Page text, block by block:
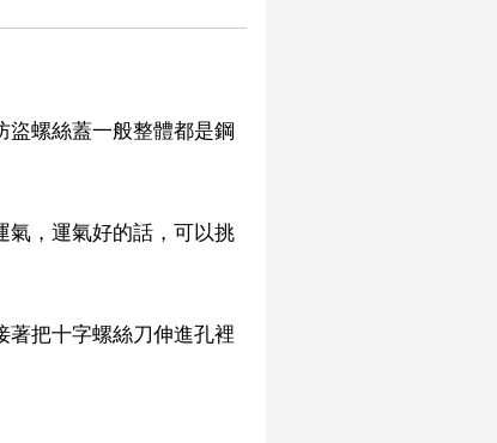
盜螺絲蓋一般整體都是鋼
氣，運氣好的話，可以挑
著把十字螺絲刀伸進孔裡